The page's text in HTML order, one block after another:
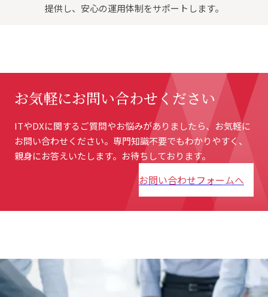
提供し、安心の運用体制をサポートします。
お気軽にお問い合わせください
ITやDXに関するご質問やお悩みがありましたら、お気軽に
お問い合わせください。専門知識不要でもわかりやすく、
親身にお答えいたします。お待ちしております。
お問い合わせフォームへ